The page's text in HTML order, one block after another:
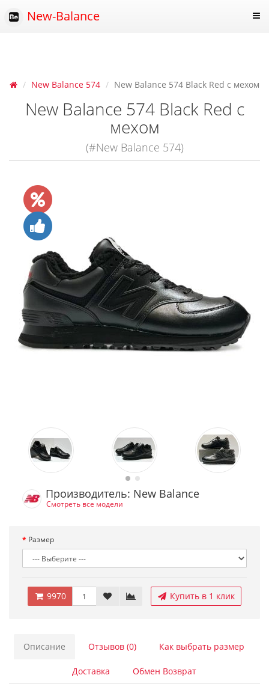
New-Balance
New Balance 574 New Balance 574 Black Red с мехом
New Balance 574 Black Red с
мехом
(#New Balance 574)
Производитель: New Balance
Смотреть все модели
Размер
9970 Купить в 1 клик
Описание Отзывов (0) Как выбрать размер
Доставка Обмен Возврат